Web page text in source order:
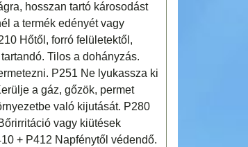
hosszan tartó károsodást
a termék edényét vagy
Hőtől, forró felületektől,
Tilos a dohányzás.
P251 Ne lyukassza ki
a gáz, gőzök, permet
való kijutását. P280
vagy kiütések
+ P412 Napfénytől védendő.